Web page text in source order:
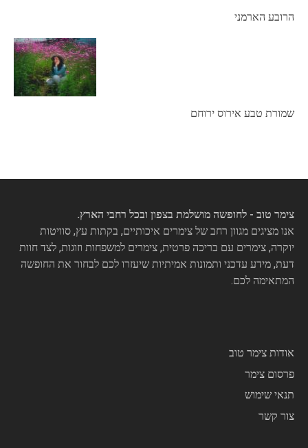
הרובע הארמני
שמורת טבע אירוס ירוחם
צימר טוב - לחופשה מושלמת בצפון ובכל רחבי הארץ.
אנו מציגים מגוון רחב של צימרים איכותיים, בקתות עץ, סוויטות
יוקרה, צימרים עם בריכה פרטית, צימרים למשפחות וזוגות, לצד חוות
דעת, מידע עדכני ותמונות אמיתיות שיעזרו לכם לבחור את החופשה
המתאימה לכם.
אודות צימר טוב
פרסום צימר
תנאי שימוש
צור קשר